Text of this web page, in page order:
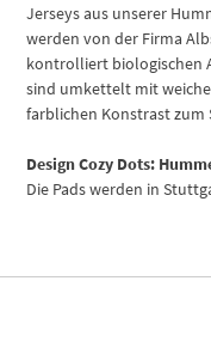
Jerseys aus unserer
werden von der Firma
kontrolliert biologischen
sind umkettelt mit
farblichen Konstrast zum
Design Cozy Dots:
Die Pads werden in